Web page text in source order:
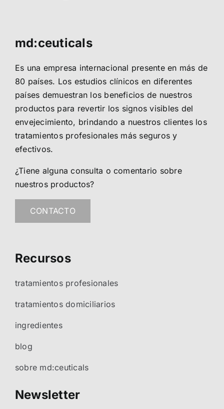
md:ceuticals
Es una empresa internacional presente en más de
80 países. Los estudios clínicos en diferentes
países demuestran los beneficios de nuestros
productos para revertir los signos visibles del
envejecimiento, brindando a nuestros clientes los
tratamientos profesionales más seguros y
efectivos.
¿Tiene alguna consulta o comentario sobre
nuestros productos?
CONTACTO
Recursos
tratamientos profesionales
tratamientos domiciliarios
ingredientes
blog
sobre md:ceuticals
Newsletter